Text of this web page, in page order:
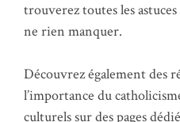
trouverez toutes les
ne rien manquer.
Découvrez également des
l’importance du
culturels sur des pages